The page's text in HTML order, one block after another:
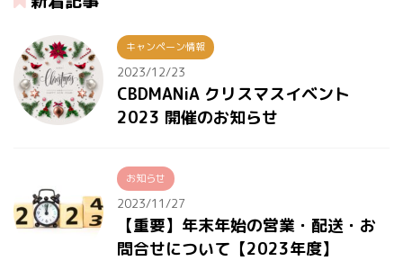
キャンペーン情報
2023/12/23
CBDMANiA クリスマスイベント
2023 開催のお知らせ
お知らせ
2023/11/27
【重要】年末年始の営業・配送・お
問合せについて【2023年度】